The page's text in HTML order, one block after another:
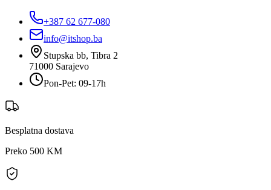
+387 62 677-080
info@itshop.ba
Stupska bb, Tibra 2
71000 Sarajevo
Pon-Pet: 09-17h
Besplatna dostava
Preko 500 KM